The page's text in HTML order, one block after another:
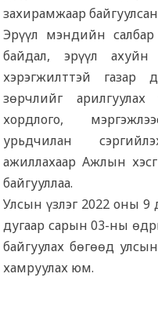
захирамжаар
Эрүүл мэндийн
байдал, эрүүл
хэрэгжилттэй газар
зөрчлийг
хордлого,
урьдчилан
ажиллахаар Ажлын
байгууллаа.
Улсын үзлэг 2022 оны
дугаар сарын 03-ны
байгуулах бөгөөд
хамруулах юм.